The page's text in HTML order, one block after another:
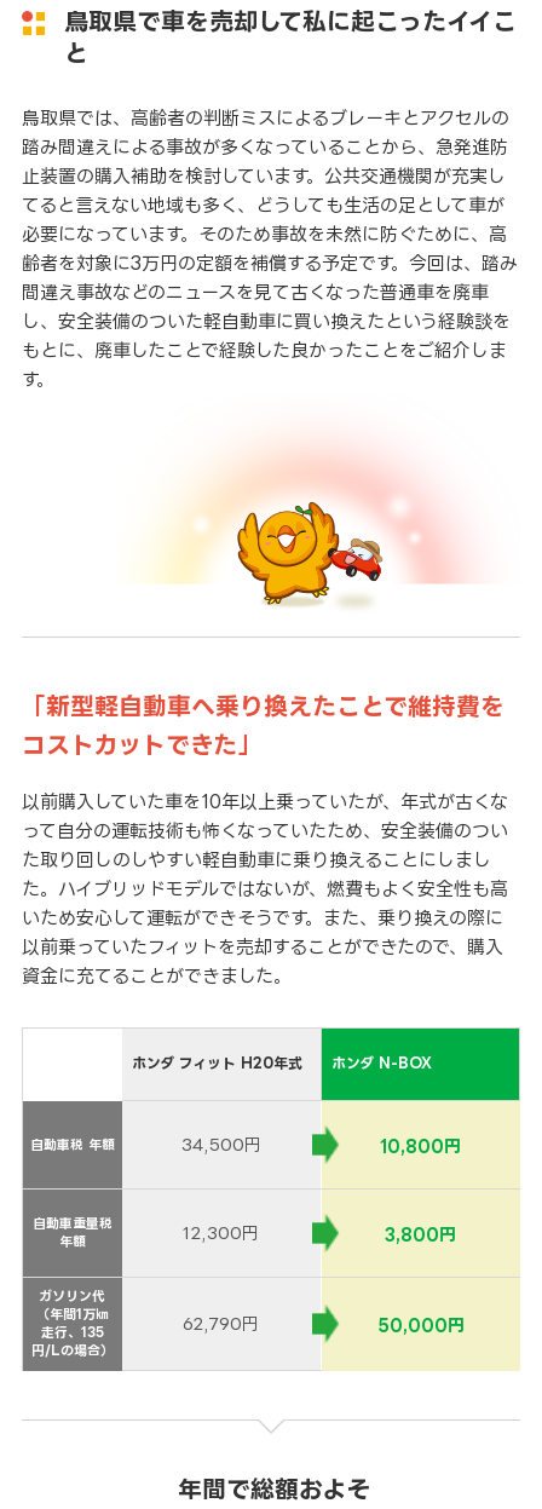
鳥取県で車を売却して私に起こったイイこ
と
鳥取県では、高齢者の判断ミスによるブレーキとアクセルの
踏み間違えによる事故が多くなっていることから、急発進防
止装置の購入補助を検討しています。公共交通機関が充実し
てると言えない地域も多く、どうしても生活の足として車が
必要になっています。そのため事故を未然に防ぐために、高
齢者を対象に3万円の定額を補償する予定です。今回は、踏み
間違え事故などのニュースを見て古くなった普通車を廃車
し、安全装備のついた軽自動車に買い換えたという経験談を
もとに、廃車したことで経験した良かったことをご紹介しま
す。
「新型軽自動車へ乗り換えたことで維持費を
コストカットできた」
以前購入していた車を10年以上乗っていたが、年式が古くな
って自分の運転技術も怖くなっていたため、安全装備のつい
た取り回しのしやすい軽自動車に乗り換えることにしまし
た。ハイブリッドモデルではないが、燃費もよく安全性も高
いため安心して運転ができそうです。また、乗り換えの際に
以前乗っていたフィットを売却することができたので、購入
資金に充てることができました。
ホンダ フィット H20年式
自動車税 年額 34,500円
自動車重量税
年額
12,300円
ガソリン代
（年間1万㎞
走行、135
円/Lの場合）
62,790円
ホンダ N-BOX
自動車税 年額 10,800円
自動車重量税
年額
3,800円
ガソリン代
（年間1万㎞
走行、135
円/Lの場合）
50,000円
年間で総額およそ